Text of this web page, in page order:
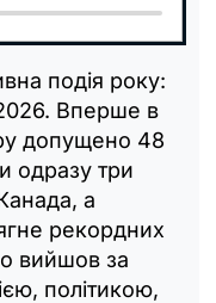
подія року:
Вперше в
допущено 48
одразу три
а
рекордних
вийшов за
політикою,